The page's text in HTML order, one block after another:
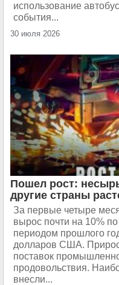
использование
события...
30 июля 2026
Пошел рост:
другие страны
За первые четыре
вырос почти на 10%
периодом прошлого
долларов США.
поставок
продовольствия.
внесли...